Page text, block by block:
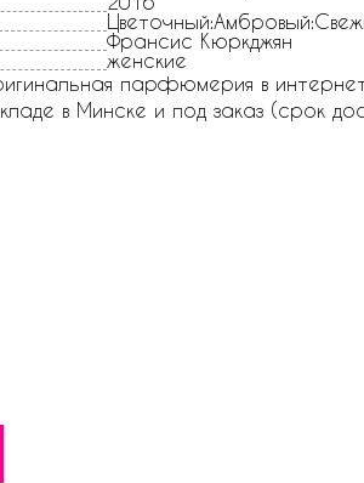
Франсис Кюркджян
женские
парфюмерия в
в Минске и под заказ (срок